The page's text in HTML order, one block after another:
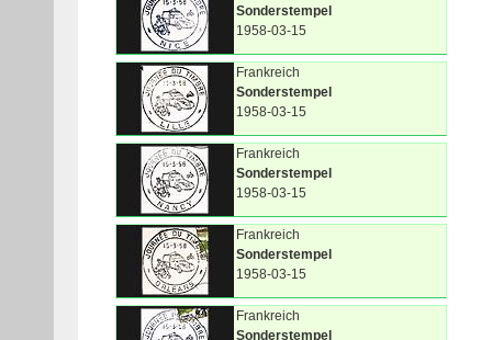
Sonderstempel
1958-03-15
Frankreich
Sonderstempel
1958-03-15
Frankreich
Sonderstempel
1958-03-15
Frankreich
Sonderstempel
1958-03-15
Frankreich
Sonderstempel